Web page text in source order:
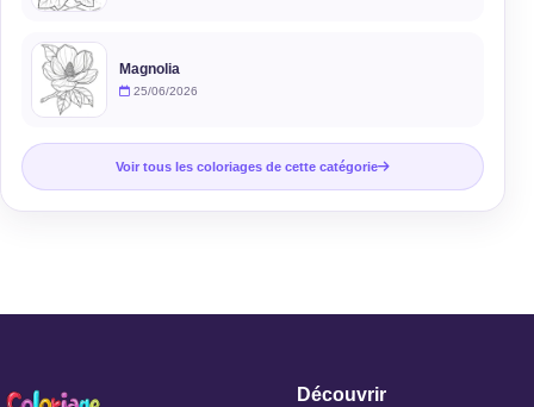
Magnolia
25/06/2026
Voir tous les coloriages de cette catégorie
Découvrir